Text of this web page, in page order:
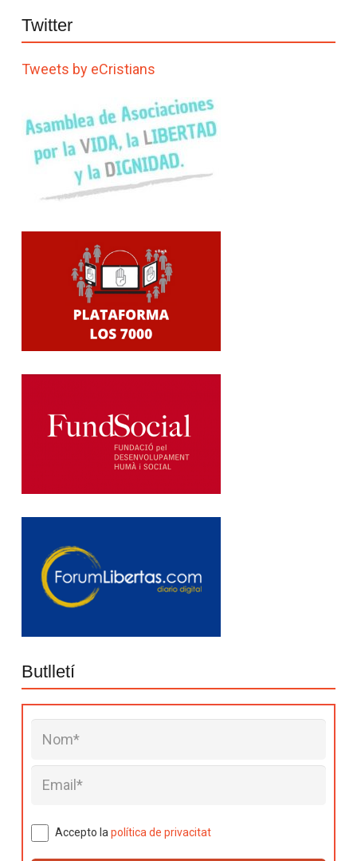
Twitter
Tweets by eCristians
Butlletí
Accepto lapolítica de privacitat